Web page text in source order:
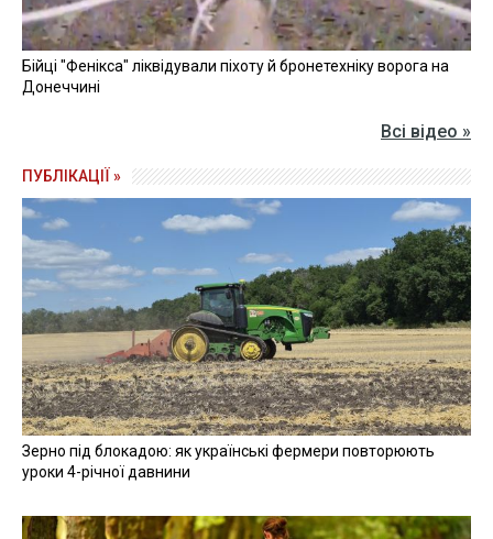
ПІДОЗРА АВАРІЯ КИЇВСЬКА ОБЛАСТЬ ЗАПОБІЖНИЙ ЗАХІД
СМЕРТЕЛЬНА ДТП СМЕРТЬ ДИТИНИ
На Тернопільщині водій Mitsubishi смертельно травмував
20 травня 2025, 13:21
На Одещині автівка вилетіла в кювет: загинули дві людини
20 травня 2025, 10:06
На Полтавщині автівка з'їхала в кювет і перекинулася:
загинула людина
20 травня 2025, 03:55
Всі новини »
ВІДЕО »
27 квітня 2026